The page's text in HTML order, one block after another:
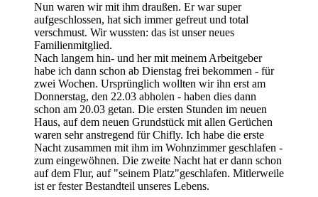
Nun waren wir mit ihm draußen. Er war super
aufgeschlossen, hat sich immer gefreut und total
verschmust. Wir wussten: das ist unser neues
Familienmitglied.
Nach langem hin- und her mit meinem Arbeitgeber
habe ich dann schon ab Dienstag frei bekommen - für
zwei Wochen. Ursprünglich wollten wir ihn erst am
Donnerstag, den 22.03 abholen - haben dies dann
schon am 20.03 getan. Die ersten Stunden im neuen
Haus, auf dem neuen Grundstück mit allen Gerüchen
waren sehr anstregend für Chifly. Ich habe die erste
Nacht zusammen mit ihm im Wohnzimmer geschlafen -
zum eingewöhnen. Die zweite Nacht hat er dann schon
auf dem Flur, auf "seinem Platz"geschlafen. Mitlerweile
ist er fester Bestandteil unseres Lebens.